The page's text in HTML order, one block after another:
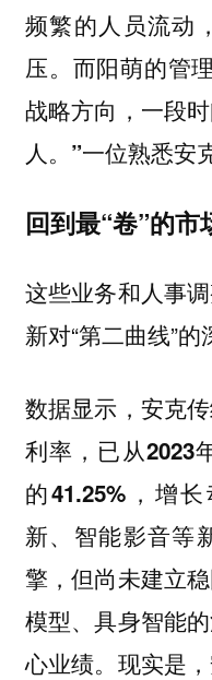
频繁的人员流动
压。而阳萌的管
战略方向，一段
人。”一位熟悉安
回到最“卷”的市
这些业务和人事
新对“第二曲线”的
数据显示，安克
利率，已从2023
的41.25%，增
新、智能影音等
擎，但尚未建立
模型、具身智能
心业绩。现实是